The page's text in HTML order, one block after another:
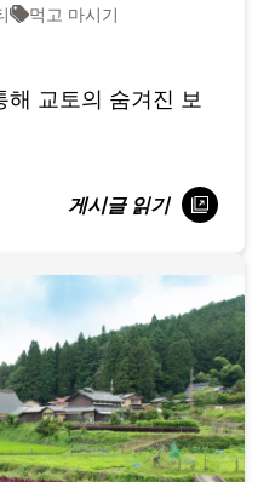
먹고 마시기
교토의 숨겨진 보
게시글 읽기